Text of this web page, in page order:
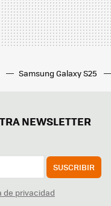
Samsung Galaxy S25
NEWSLETTER
SUSCRIBIR
de privacidad